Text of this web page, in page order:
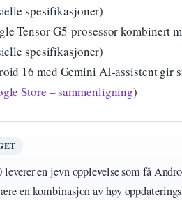
spesifikasjoner)
Tensor G5-prosessor kombinert
spesifikasjoner)
16 med Gemini AI-assistent gir
Store – sammenligning)
en jevn opplevelse som få
en kombinasjon av høy